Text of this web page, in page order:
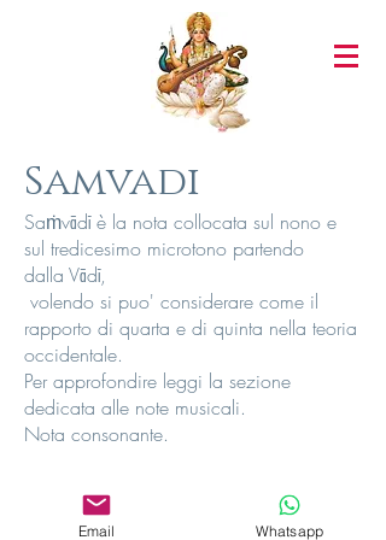
Samvadi
Saṁvādī è la nota collocata sul nono e
sul tredicesimo microtono partendo
dalla Vādī,
volendo si puo' considerare come il
rapporto di quarta e di quinta nella teoria
occidentale.
Per approfondire leggi la sezione
dedicata alle note musicali.
Nota consonante.
Email Whatsapp